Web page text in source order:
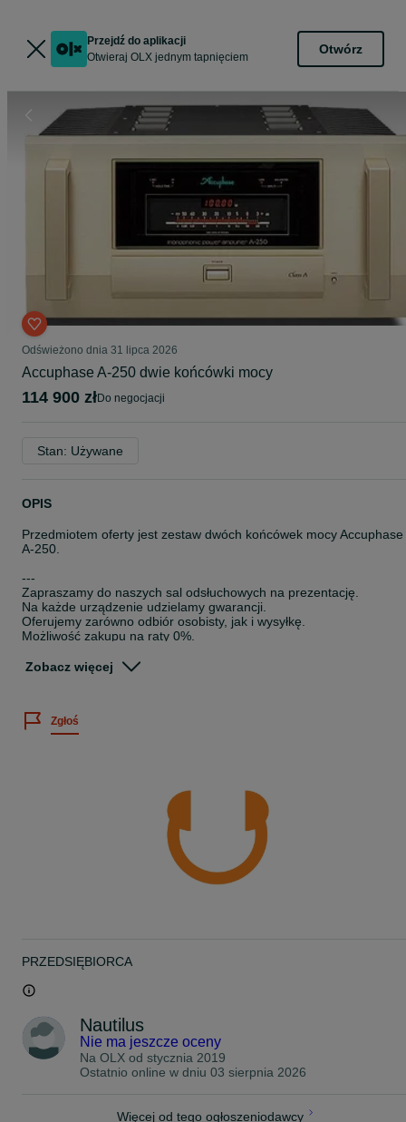
Przejdź do aplikacji
Otwieraj OLX jednym tapnięciem
Otwórz
Odświeżono dnia 31 lipca 2026
Accuphase A-250 dwie końcówki mocy
114 900 zł do negocjacji
Stan: Używane
OPIS
Przedmiotem oferty jest zestaw dwóch końcówek mocy Accuphase
A-250.
---
Zapraszamy do naszych sal odsłuchowych na prezentację.
Na każde urządzenie udzielamy gwarancji.
Oferujemy zarówno odbiór osobisty, jak i wysyłkę.
Możliwość zakupu na raty 0%.
W razie pytań służymy Państwu pomocą.
Nautilus Kraków high-end hi-end hi-fi audio
Zobacz więcej
Zgłoś
PRZEDSIĘBIORCA
Nautilus
Nie ma jeszcze oceny
Na OLX od stycznia 2019
Ostatnio online w dniu 03 sierpnia 2026
Więcej od tego ogłoszeniodawcy